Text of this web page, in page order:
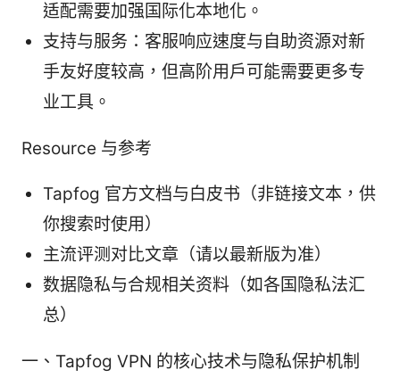
适配需要加强国际化本地化。
支持与服务：客服响应速度与自助资源对新
手友好度较高，但高阶用户可能需要更多专
业工具。
Resource 与参考
Tapfog 官方文档与白皮书（非链接文本，供
你搜索时使用）
主流评测对比文章（请以最新版为准）
数据隐私与合规相关资料（如各国隐私法汇
总）
一、Tapfog VPN 的核心技术与隐私保护机制